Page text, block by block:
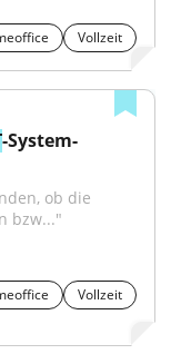
Vollzeit
-System-
ob die
bzw..."
Vollzeit